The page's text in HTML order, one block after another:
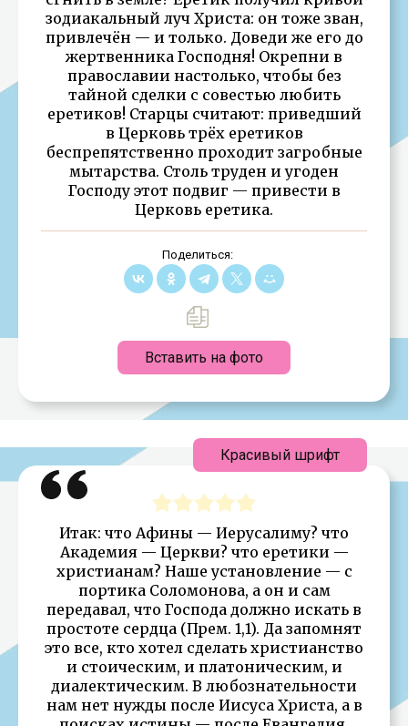
зодиакальный луч Христа: он тоже зван,
привлечён — и только. Доведи же его до
жертвенника Господня! Окрепни в
православии настолько, чтобы без
тайной сделки с совестью любить
еретиков! Старцы считают: приведший
в Церковь трёх еретиков
беспрепятственно проходит загробные
мытарства. Столь труден и угоден
Господу этот подвиг — привести в
Церковь еретика.
Поделиться:
Вставить на фото
Итак: что Афины — Иерусалиму? что
Академия — Церкви? что еретики —
христианам? Наше установление — с
портика Соломонова, а он и сам
передавал, что Господа должно искать в
простоте сердца (Прем. 1,1). Да запомнят
это все, кто хотел сделать христианство
и стоическим, и платоническим, и
диалектическим. В любознательности
нам нет нужды после Иисуса Христа, а в
Красивый шрифт